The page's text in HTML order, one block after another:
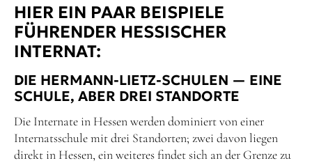
HIER EIN PAAR BEISPIELE
FÜHRENDER HESSISCHER
INTERNAT:
DIE HERMANN-LIETZ-SCHULEN — EINE
SCHULE, ABER DREI STANDORTE
Die Internate in Hessen werden dominiert von einer
Internatsschule mit drei Standorten; zwei davon liegen
direkt in Hessen, ein weiteres findet sich an der Grenze zu